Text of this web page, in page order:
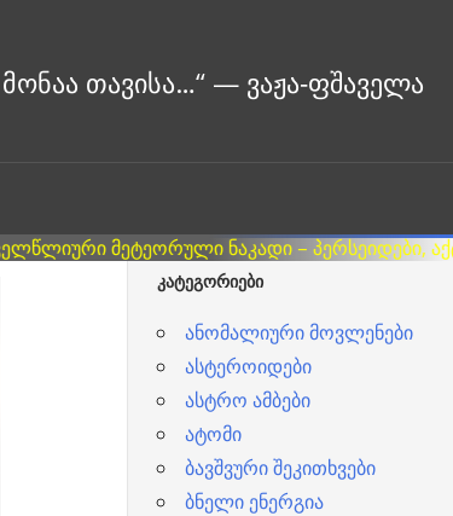
ᲙᲐᲢᲔᲒᲝᲠᲘᲔᲑᲘ
ანომალიური მოვლენები
ასტეროიდები
ასტრო ამბები
ატომი
ბავშვური შეკითხვები
ბნელი ენერგია